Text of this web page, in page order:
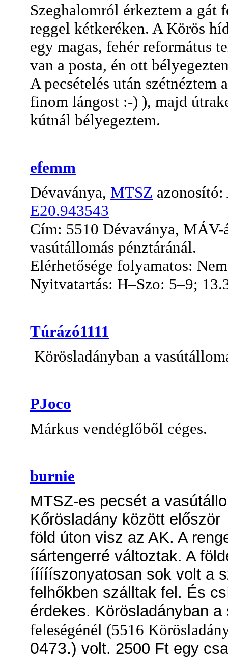
Szeghalomról érkeztem a gát
reggel kétkeréken. A Körös
egy magas, fehér református
van a posta, én ott
A pecsételés után
finom lángost :-) ), majd
kútnál bélyegeztem.
efemm
Dévaványa, MTSZ
E20.943543
Cím: 5510 Dévaványa,
vasútállomás pénztáránál.
Elérhetősége folyamatos:
Nyitvatartás: H–Szo: 5–9;
Túrázó1111
Körösladányban a
PJoco
Márkus vendéglőből céges.
burnie
MTSZ-es pecsét a
Kőrösladány között
föld úton visz az AK. A
sártengerré változtak. A
íííííszonyatosan sok volt a
felhőkben szálltak fel. És
érdekes. Körösladányban
feleségénél (5516
0473.) volt. 2500 Ft egy